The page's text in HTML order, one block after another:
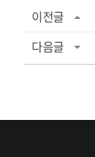
이전글
다음글